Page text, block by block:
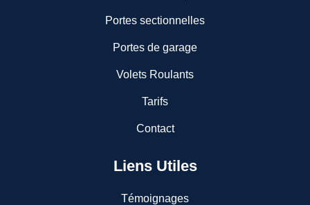
Portes sectionnelles
Portes de garage
Volets Roulants
Tarifs
Contact
Liens Utiles
Témoignages